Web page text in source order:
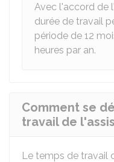
Avec l'accord de
durée de travail
période de 12
heures par an.
Comment se
travail de
Le temps de travail